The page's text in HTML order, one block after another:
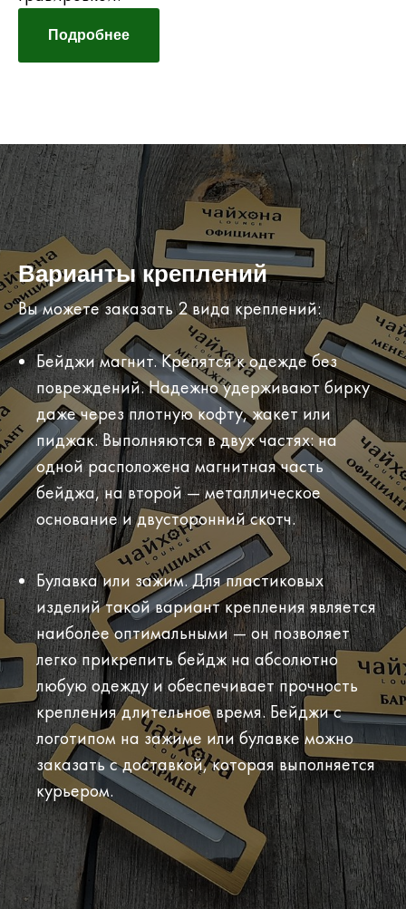
Подробнее
Варианты креплений
Вы можете заказать 2 вида креплений:
Бейджи магнит. Крепятся к одежде без
повреждений. Надежно удерживают бирку
даже через плотную кофту, жакет или
пиджак. Выполняются в двух частях: на
одной расположена магнитная часть
бейджа, на второй — металлическое
основание и двусторонний скотч.
Булавка или зажим. Для пластиковых
изделий такой вариант крепления является
наиболее оптимальными — он позволяет
легко прикрепить бейдж на абсолютно
любую одежду и обеспечивает прочность
крепления длительное время. Бейджи с
логотипом на зажиме или булавке можно
заказать с доставкой, которая выполняется
курьером.